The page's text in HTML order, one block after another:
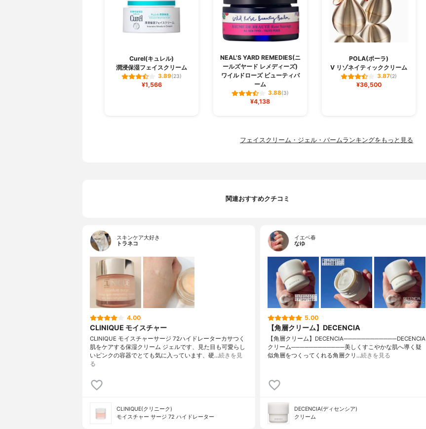
Curel(キュレル)
潤浸保湿フェイスクリーム
3.89(23)
¥1,566
NEAL'S YARD REMEDIES(ニ
ールズヤード レメディーズ)
ワイルドローズ ビューティバ
ーム
3.88(3)
¥4,138
POLA(ポーラ)
V リゾネイティッククリーム
3.87(2)
¥36,500
フェイスクリーム・ジェル・バームランキングをもっと見る
関連おすすめクチコミ
スキンケア大好き
トラネコ
4.00
CLINIQUE モイスチャー
CLINIQUE モイスチャーサージ 72ハイドレーターカサつく
肌をケアする保湿クリーム ジェルです、見た目も可愛らし
いピンクの容器でとても気に入っています、硬…続きを見
る
CLINIQUE(クリニーク)
モイスチャー サージ 72 ハイドレーター
イエベ春
なゆ
5.00
【角層クリーム】DECENCIA
【角層クリーム】DECENCIA────────────DECENCIA
クリーム────────────美しくすこやかな肌へ導く疑
似角層をつくってくれる角層クリ…続きを見る
DECENCIA(ディセンシア)
クリーム